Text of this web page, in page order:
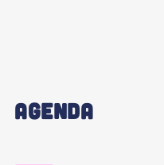
AGENDA